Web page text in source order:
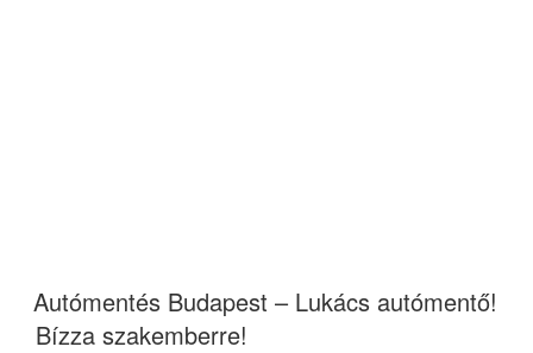
Autómentés Budapest – Lukács autómentő!
Bízza szakemberre!